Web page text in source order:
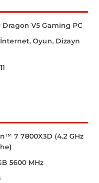
V5 Gaming PC
Oyun, Dizayn
7 7800X3D (4.2 GHz
5600 MHz